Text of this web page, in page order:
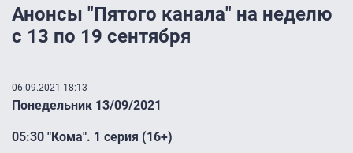
Анонсы "Пятого канала" на неделю
с 13 по 19 сентября
06.09.2021 18:13
Понедельник 13/09/2021
05:30 "Кома". 1 серия (16+)